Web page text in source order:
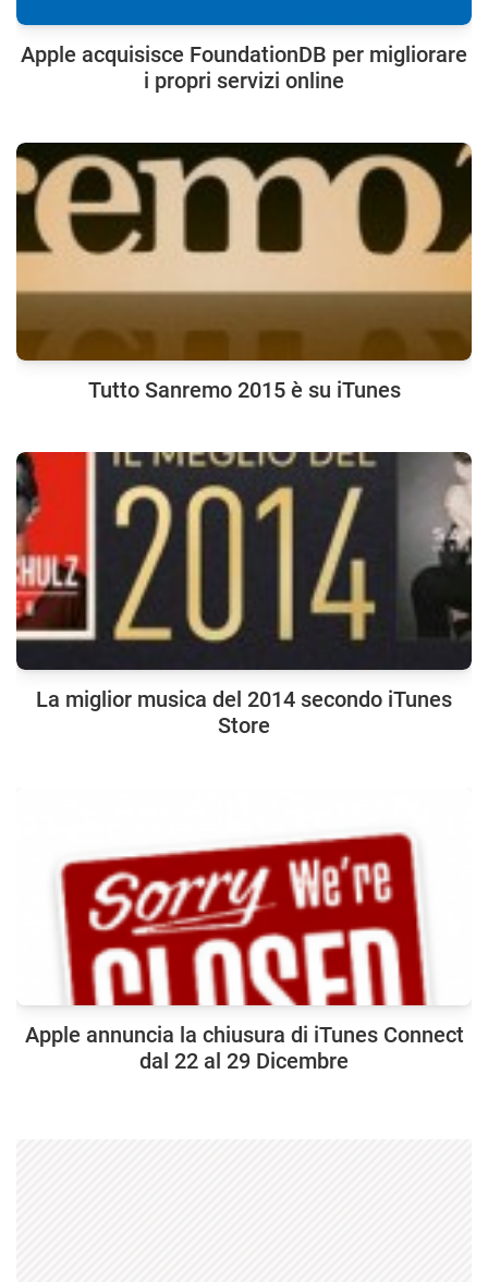
Apple acquisisce FoundationDB per migliorare
i propri servizi online
Tutto Sanremo 2015 è su iTunes
La miglior musica del 2014 secondo iTunes
Store
Apple annuncia la chiusura di iTunes Connect
dal 22 al 29 Dicembre